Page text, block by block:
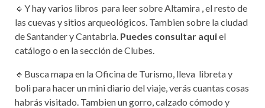
🔹Y hay varios libros para leer sobre Altamira , el resto de
las cuevas y sitios arqueológicos. Tambien sobre la ciudad
de Santander y Cantabria. Puedes consultar aquiel
catálogo o en la sección de Clubes.
🔹Busca mapa en la Oficina de Turismo, lleva libreta y
boli para hacer un mini diario del viaje, verás cuantas cosas
habrás visitado. Tambien un gorro, calzado cómodo y